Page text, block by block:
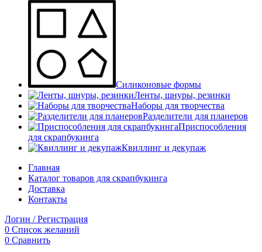
Силиконовые формы
Ленты, шнуры, резинки
Наборы для творчества
Разделители для планеров
Приспособления
для скрапбукинга
Квиллинг и декупаж
Главная
Каталог товаров для скрапбукинга
Доставка
Контакты
Логин / Регистрация
0 Список желаний
0 Сравнить